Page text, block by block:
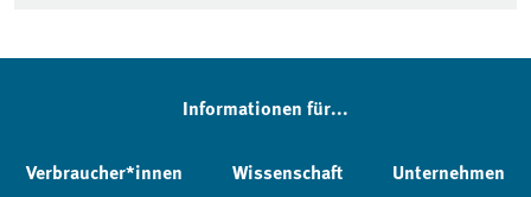
Informationen für...
Verbraucher*innen Wissenschaft Unternehmen